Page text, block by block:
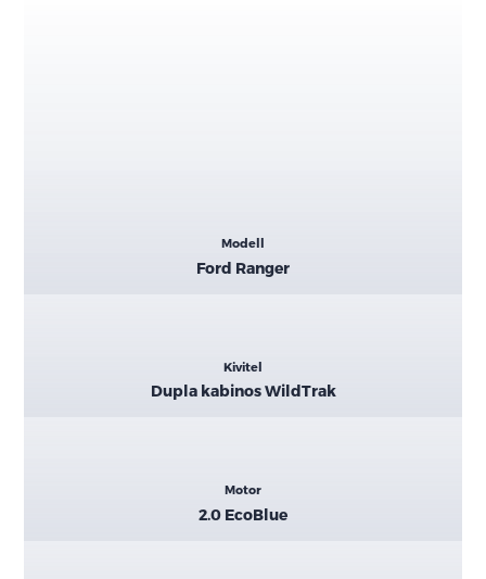
Modell
Ford Ranger
Kivitel
Dupla kabinos WildTrak
Motor
2.0 EcoBlue